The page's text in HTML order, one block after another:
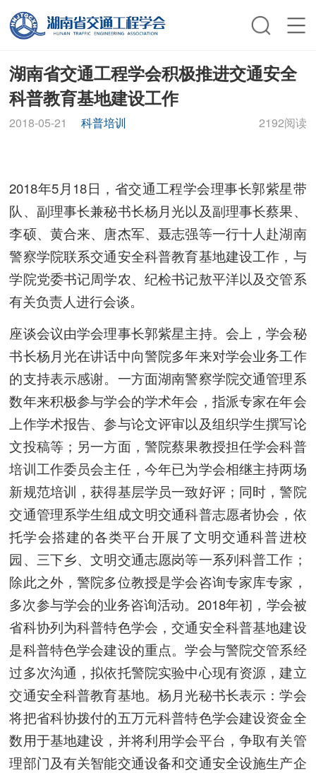
湖南省交通工程学会积极推进交通安全
科普教育基地建设工作
2018-05-21 科普培训 2192阅读
2018年5月18日，省交通工程学会理事长郭紫星带
队、副理事长兼秘书长杨月光以及副理事长蔡果、
李硕、黄合来、唐杰军、聂志强等一行十人赴湖南
警察学院联系交通安全科普教育基地建设工作，与
学院党委书记周学农、纪检书记敖平洋以及交管系
有关负责人进行会谈。
座谈会议由学会理事长郭紫星主持。会上，学会秘
书长杨月光在讲话中向警院多年来对学会业务工作
的支持表示感谢。一方面湖南警察学院交通管理系
数年来积极参与学会的学术年会，指派专家在年会
上作学术报告、参与论文评审以及组织学生撰写论
文投稿等；另一方面，警院蔡果教授担任学会科普
培训工作委员会主任，今年已为学会相继主持两场
新规范培训，获得基层学员一致好评；同时，警院
交通管理系学生组成文明交通科普志愿者协会，依
托学会搭建的各类平台开展了文明交通科普进校
园、三下乡、文明交通志愿岗等一系列科普工作；
除此之外，警院多位教授是学会咨询专家库专家，
多次参与学会的业务咨询活动。2018年初，学会被
省科协列为科普特色学会，交通安全科普基地建设
是科普特色学会建设的重点。学会与警院交管系经
过多次沟通，拟依托警院实验中心现有资源，建立
交通安全科普教育基地。杨月光秘书长表示：学会
将把省科协拨付的五万元科普特色学会建设资金全
数用于基地建设，并将利用学会平台，争取有关管
理部门及有关智能交通设备和交通安全设施生产企